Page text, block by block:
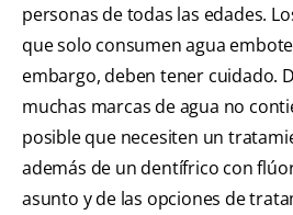
personas de todas las edades.
que solo consumen agua
embargo, deben tener cuidado.
muchas marcas de agua no
posible que necesiten un
además de un dentífrico con
asunto y de las opciones de